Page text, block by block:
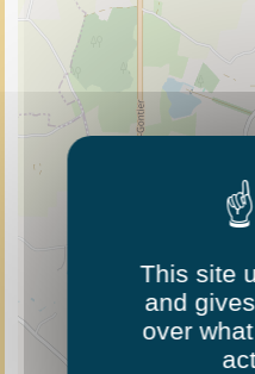
This site
and
over